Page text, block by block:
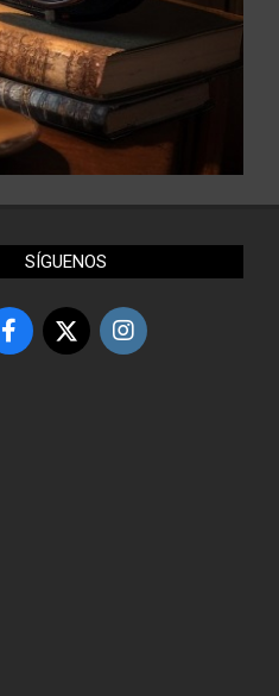
SÍGUENOS